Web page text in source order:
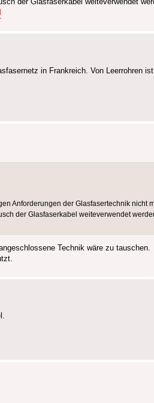
in Frankreich. Von Leerrohren
Anforderungen der Glasfasertechnik nicht
der Glasfaserkabel weiteverwendet
Technik wäre zu tauschen.